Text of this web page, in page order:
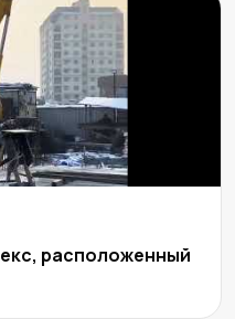
расположенный